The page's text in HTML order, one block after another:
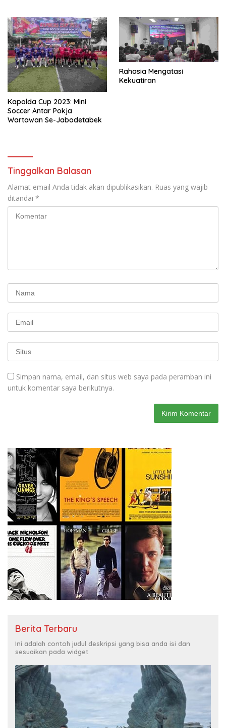
Kapolda Cup 2023: Mini
Soccer Antar Pokja
Wartawan Se-Jabodetabek
Rahasia Mengatasi
Kekuatiran
Tinggalkan Balasan
Alamat email Anda tidak akan dipublikasikan. Ruas yang wajib
ditandai *
Simpan nama, email, dan situs web saya pada peramban ini
untuk komentar saya berikutnya.
Berita Terbaru
Ini adalah contoh judul deskripsi yang bisa anda isi dan
sesuaikan pada widget